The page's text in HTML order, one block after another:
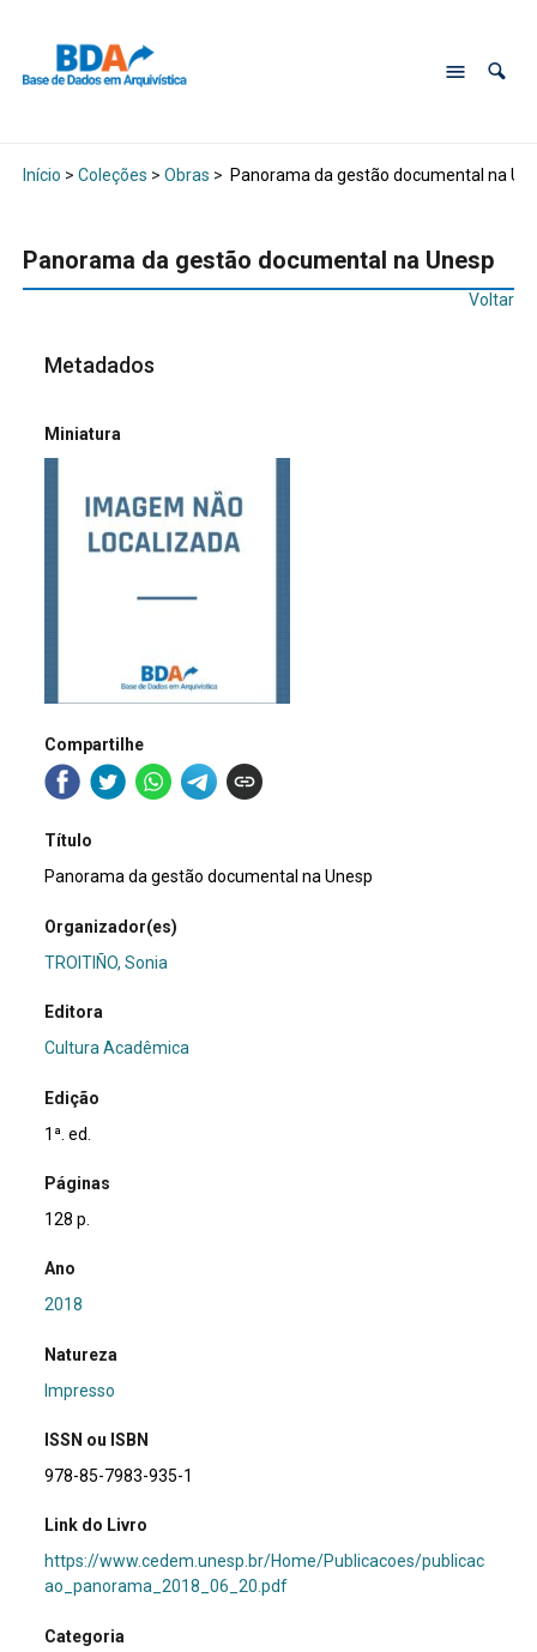
Início > Coleções > Obras > Panorama da gestão documental na
Panorama da gestão documental na Unesp
Voltar
Metadados
Miniatura
Compartilhe
Título
Panorama da gestão documental na Unesp
Organizador(es)
TROITIÑO, Sonia
Editora
Cultura Acadêmica
Edição
1ª. ed.
Páginas
128 p.
Ano
2018
Natureza
Impresso
ISSN ou ISBN
978-85-7983-935-1
Link do Livro
https://www.cedem.unesp.br/Home/Publicacoes/publicac
ao_panorama_2018_06_20.pdf
Categoria